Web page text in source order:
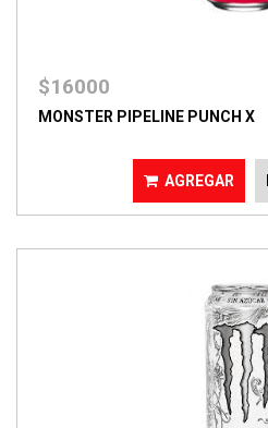
$16000
MONSTER PIPELINE PUNCH X
AGREGAR